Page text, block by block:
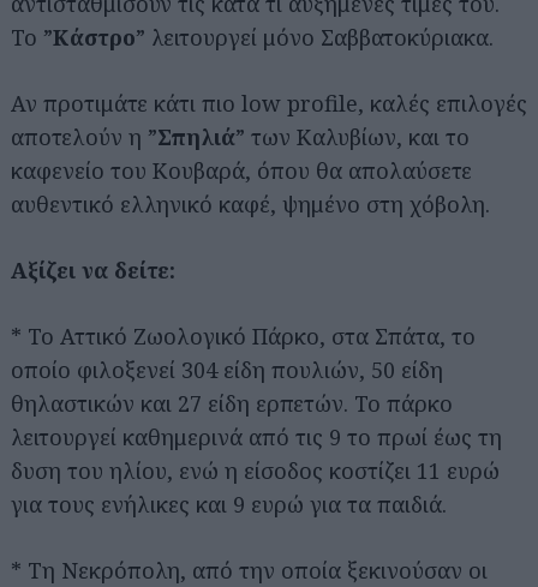
Το ”Κάστρο” λειτουργεί μόνο Σαββατοκύριακα.
Αν προτιμάτε κάτι πιο low profile, καλές επιλογές
αποτελούν η ”Σπηλιά” των Καλυβίων, και το
καφενείο του Κουβαρά, όπου θα απολαύσετε
αυθεντικό ελληνικό καφέ, ψημένο στη χόβολη.
Αξίζει να δείτε:
* Το Αττικό Ζωολογικό Πάρκο, στα Σπάτα, το
οποίο φιλοξενεί 304 είδη πουλιών, 50 είδη
θηλαστικών και 27 είδη ερπετών. Το πάρκο
λειτουργεί καθημερινά από τις 9 το πρωί έως τη
δυση του ηλίου, ενώ η είσοδος κοστίζει 11 ευρώ
για τους ενήλικες και 9 ευρώ για τα παιδιά.
* Τη Νεκρόπολη, από την οποία ξεκινούσαν οι